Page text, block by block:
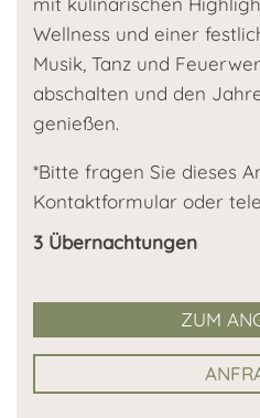
Wellness und einer
Musik, Tanz und
abschalten und den
genießen.
*Bitte fragen Sie dieses
Kontaktformular oder
3 Übernachtungen
ZUM